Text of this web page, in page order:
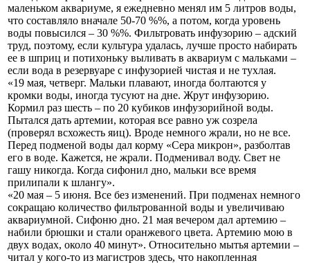
маленьком аквариуме, я ежедневно менял им 5 литров воды,
что составляло вначале 50-70 %%, а потом, когда уровень
воды повысился – 30 %%. Фильтровать инфузорию – адский
труд, поэтому, если культура удалась, лучше просто набирать
ее в шприц и потихоньку выливать в аквариум с мальками –
если вода в резервуаре с инфузорией чистая и не тухлая.
«19 мая, четверг. Мальки плавают, иногда болтаются у
кромки воды, иногда тусуют на дне. Жрут инфузорию.
Кормил раз шесть – по 20 кубиков инфузорийной воды.
Пытался дать артемии, которая все равно уж созрела
(проверял всхожесть яиц). Вроде немного жрали, но не все.
Перед подменой воды дал корму «Сера микрон», разболтав
его в воде. Кажется, не жрали. Подменивал воду. Свет не
гашу никогда. Когда сифонил дно, мальки все время
прилипали к шлангу».
«20 мая – 5 июня. Все без изменений. При подменах немного
сокращаю количество фильтрованной воды и увеличиваю
аквариумной. Сифоню дно. 21 мая вечером дал артемию –
набили брюшки и стали оранжевого цвета. Артемию мою в
двух водах, около 40 минут». Относительно мытья артемии –
читал у кого-то из магистров здесь, что накопленная